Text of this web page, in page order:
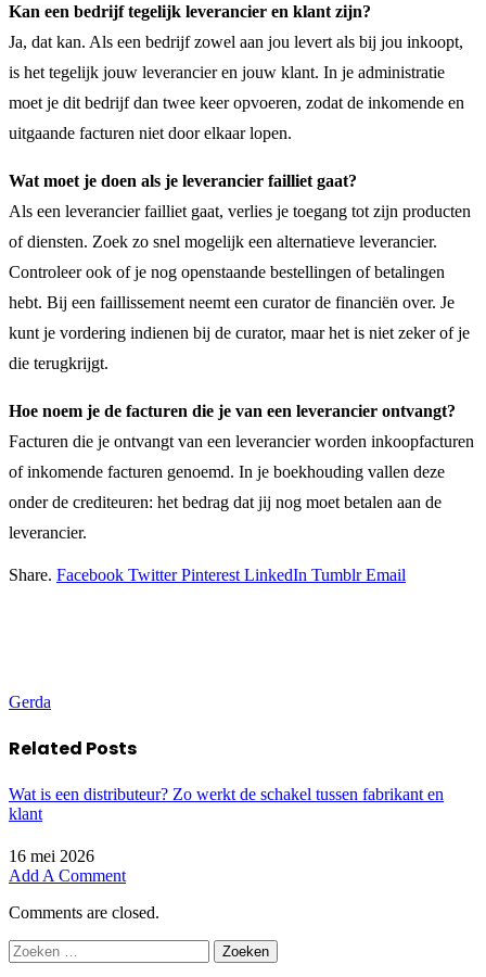
Kan een bedrijf tegelijk leverancier en klant zijn?
Ja, dat kan. Als een bedrijf zowel aan jou levert als bij jou inkoopt,
is het tegelijk jouw leverancier en jouw klant. In je administratie
moet je dit bedrijf dan twee keer opvoeren, zodat de inkomende en
uitgaande facturen niet door elkaar lopen.
Wat moet je doen als je leverancier failliet gaat?
Als een leverancier failliet gaat, verlies je toegang tot zijn producten
of diensten. Zoek zo snel mogelijk een alternatieve leverancier.
Controleer ook of je nog openstaande bestellingen of betalingen
hebt. Bij een faillissement neemt een curator de financiën over. Je
kunt je vordering indienen bij de curator, maar het is niet zeker of je
die terugkrijgt.
Hoe noem je de facturen die je van een leverancier ontvangt?
Facturen die je ontvangt van een leverancier worden inkoopfacturen
of inkomende facturen genoemd. In je boekhouding vallen deze
onder de crediteuren: het bedrag dat jij nog moet betalen aan de
leverancier.
Share. Facebook Twitter Pinterest LinkedIn Tumblr Email
Gerda
Related Posts
Wat is een distributeur? Zo werkt de schakel tussen fabrikant en
klant
16 mei 2026
Add A Comment
Comments are closed.
Zoeken
naar: